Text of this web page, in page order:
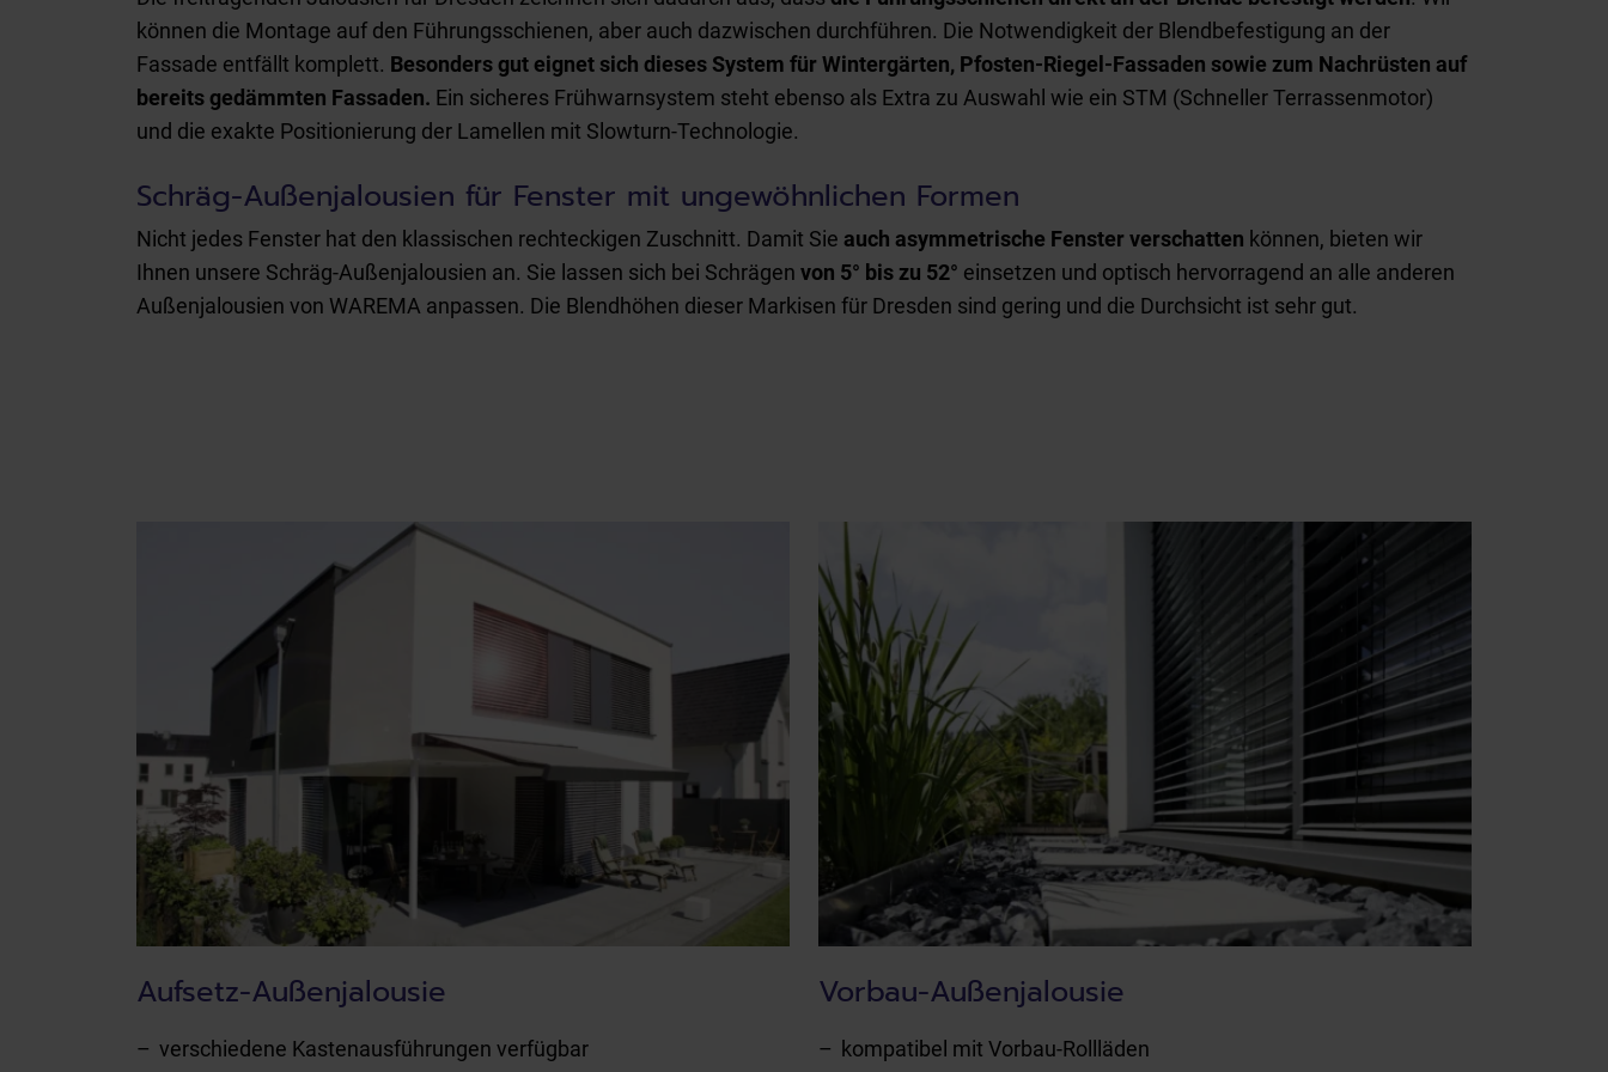
w
a
h
l
können die Montage auf den Führungsschienen, aber auch dazwischen durchführen. Die Notwendigkeit der Blendbefestigung an der
Fassade entfällt komplett. Besonders gut eignet sich dieses System für Wintergärten, Pfosten-Riegel-Fassaden sowie zum Nachrüsten auf
bereits gedämmten Fassaden. Ein sicheres Frühwarnsystem steht ebenso als Extra zu Auswahl wie ein STM (Schneller Terrassenmotor)
und die exakte Positionierung der Lamellen mit Slowturn-Technologie.
Schräg-Außenjalousien für Fenster mit ungewöhnlichen Formen
Nicht jedes Fenster hat den klassischen rechteckigen Zuschnitt. Damit Sie auch asymmetrische Fenster verschatten können, bieten wir
Ihnen unsere Schräg-Außenjalousien an. Sie lassen sich bei Schrägen von 5° bis zu 52° einsetzen und optisch hervorragend an alle anderen
Außenjalousien von WAREMA anpassen. Die Blendhöhen dieser Markisen für Dresden sind gering und die Durchsicht ist sehr gut.
Aufsetz-Außenjalousie
verschiedene Kastenausführungen verfügbar
Vorbau-Außenjalousie
kompatibel mit Vorbau-Rollläden